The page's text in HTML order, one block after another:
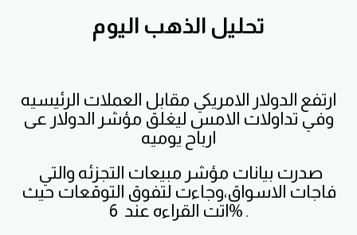
ارتفع الدولار الامريكي مقابل العملات الرئيسيه
وفي تداولات الامس ليغلق مؤشر الدولار عى
ارباح يوميه
فاجات الاسواق،وجاءت لتفوق التوقعات حيث
اتت القراءه عند 6% .